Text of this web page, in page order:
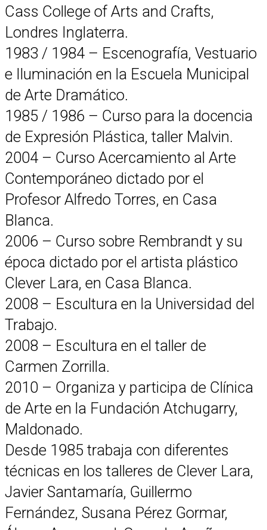
Cass College of Arts and Crafts,
Londres Inglaterra.
1983 / 1984 – Escenografía, Vestuario
e Iluminación en la Escuela Municipal
de Arte Dramático.
1985 / 1986 – Curso para la docencia
de Expresión Plástica, taller Malvin.
2004 – Curso Acercamiento al Arte
Contemporáneo dictado por el
Profesor Alfredo Torres, en Casa
Blanca.
2006 – Curso sobre Rembrandt y su
época dictado por el artista plástico
Clever Lara, en Casa Blanca.
2008 – Escultura en la Universidad del
Trabajo.
2008 – Escultura en el taller de
Carmen Zorrilla.
2010 – Organiza y participa de Clínica
de Arte en la Fundación Atchugarry,
Maldonado.
Desde 1985 trabaja con diferentes
técnicas en los talleres de Clever Lara,
Javier Santamaría, Guillermo
Fernández, Susana Pérez Gormar,